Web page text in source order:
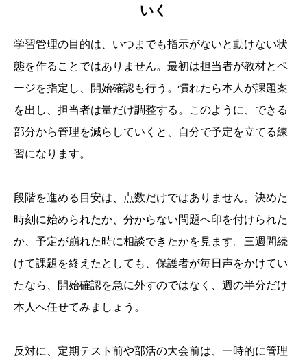
いく
学習管理の目的は、いつまでも指示がないと動けない状
態を作ることではありません。最初は担当者が教材とペ
ージを指定し、開始確認も行う。慣れたら本人が課題案
を出し、担当者は量だけ調整する。このように、できる
部分から管理を減らしていくと、自分で予定を立てる練
習になります。
段階を進める目安は、点数だけではありません。決めた
時刻に始められたか、分からない問題へ印を付けられた
か、予定が崩れた時に相談できたかを見ます。三週間続
けて課題を終えたとしても、保護者が毎日声をかけてい
たなら、開始確認を急に外すのではなく、週の半分だけ
本人へ任せてみましょう。
反対に、定期テスト前や部活の大会前は、一時的に管理